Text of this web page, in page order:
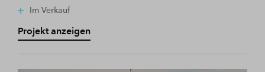
Im Verkauf
Projekt anzeigen